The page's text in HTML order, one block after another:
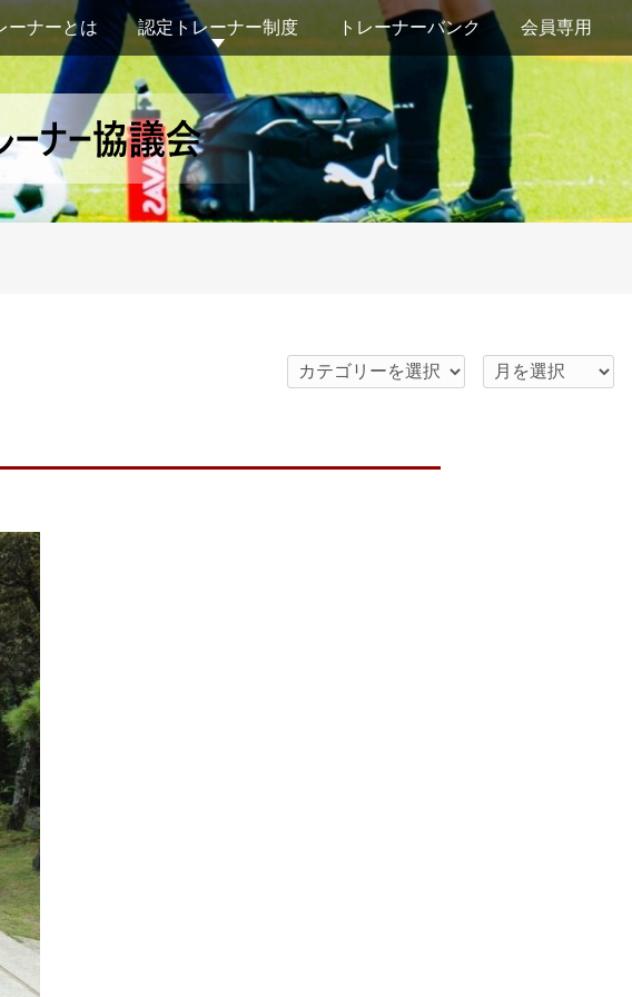
ーナーとは 認定トレーナー制度 トレーナーバンク 会員専用